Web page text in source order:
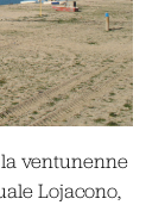
ventunenne
Lojacono,